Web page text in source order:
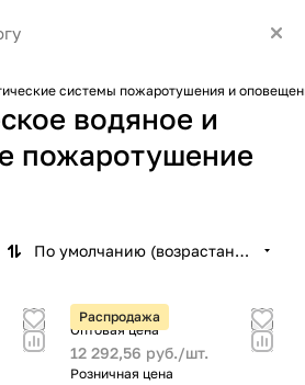
системы пожаротушения и
водяное и
пожаротушение
По умолчанию (возрастание)
Распродажа
Оптовая цена
12 292,56 руб./шт.
Розничная цена